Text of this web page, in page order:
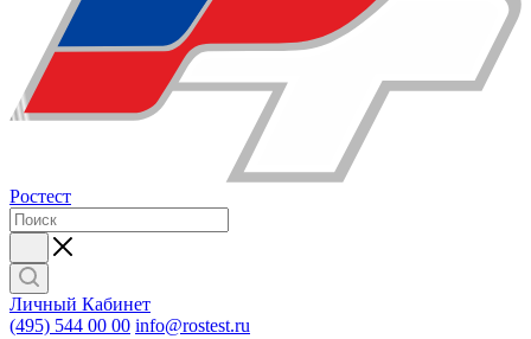
Ростест
Личный Кабинет
(495) 544 00 00 info@rostest.ru